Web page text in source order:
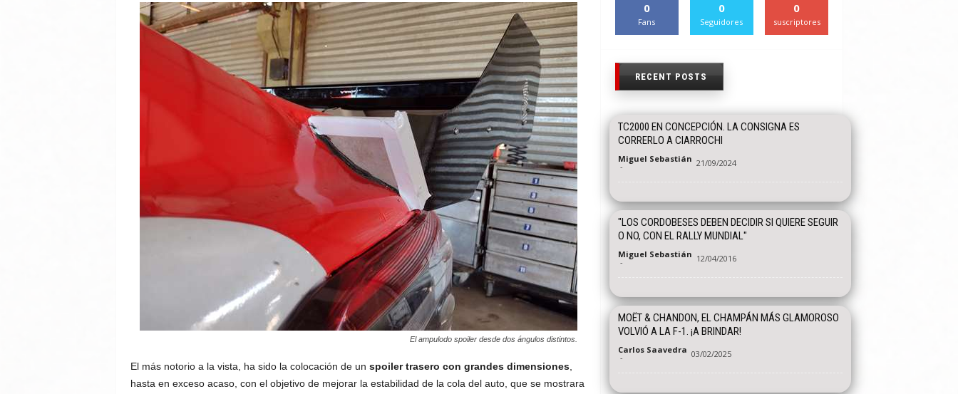
El ampulodo spoiler desde dos ángulos distintos.
El más notorio a la vista, ha sido la colocación de un spoiler trasero con grandes dimensiones,
hasta en exceso acaso, con el objetivo de mejorar la estabilidad de la cola del auto, que se mostrara
0
Fans
0
Seguidores
0
suscriptores
RECENT POSTS
TC2000 EN CONCEPCIÓN. LA CONSIGNA ES
CORRERLO A CIARROCHI
Miguel Sebastián
- 21/09/2024
"LOS CORDOBESES DEBEN DECIDIR SI QUIERE SEGUIR
O NO, CON EL RALLY MUNDIAL"
Miguel Sebastián
- 12/04/2016
MOËT & CHANDON, EL CHAMPÁN MÁS GLAMOROSO
VOLVIÓ A LA F-1. ¡A BRINDAR!
Carlos Saavedra
- 03/02/2025